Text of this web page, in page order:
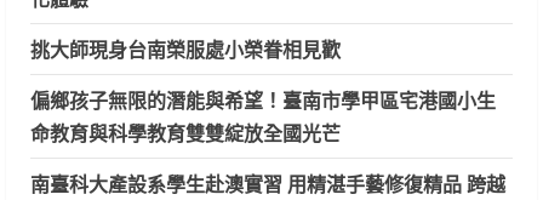
挑大師現身台南榮服處小榮眷相見歡
偏鄉孩子無限的潛能與希望！臺南市學甲區宅港國小生
命教育與科學教育雙雙綻放全國光芒
南臺科大產設系學生赴澳實習 用精湛手藝修復精品 跨越